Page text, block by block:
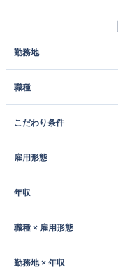
勤務地
職種
こだわり条件
雇用形態
年収
職種 × 雇用形態
勤務地 × 年収